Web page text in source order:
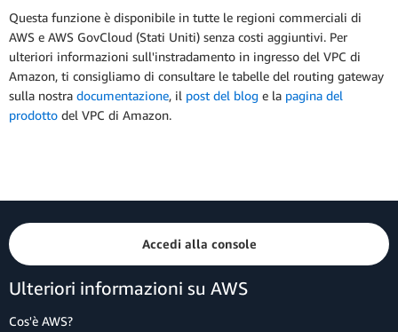
Questa funzione è disponibile in tutte le regioni commerciali di
AWS e AWS GovCloud (Stati Uniti) senza costi aggiuntivi. Per
ulteriori informazioni sull'instradamento in ingresso del VPC di
Amazon, ti consigliamo di consultare le tabelle del routing gateway
sulla nostra documentazione, il post del blog e la pagina del
prodotto del VPC di Amazon.
Accedi alla console
Ulteriori informazioni su AWS
Cos'è AWS?